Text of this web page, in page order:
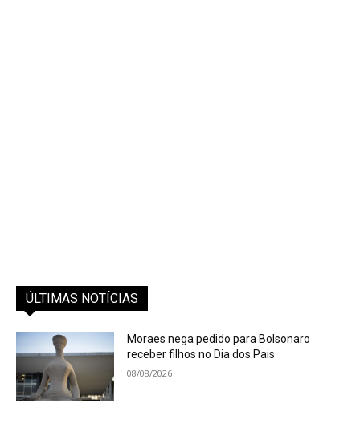
ÚLTIMAS NOTÍCIAS
Moraes nega pedido para Bolsonaro
receber filhos no Dia dos Pais
08/08/2026